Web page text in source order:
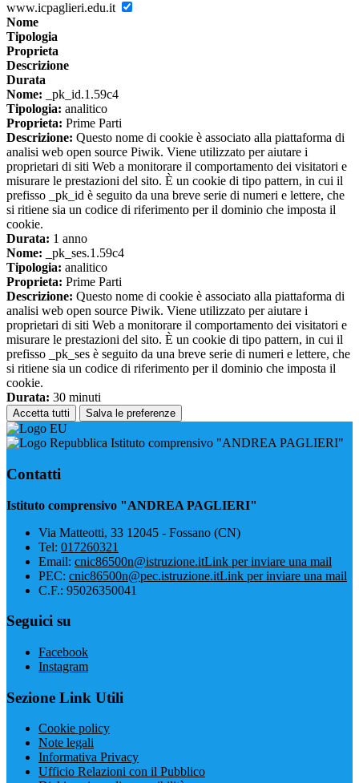
www.icpaglieri.edu.it
Nome
Tipologia
Proprieta
Descrizione
Durata
Nome: _pk_id.1.59c4
Tipologia: analitico
Proprieta: Prime Parti
Descrizione: Questo nome di cookie è associato alla piattaforma di
analisi web open source Piwik. Viene utilizzato per aiutare i
proprietari di siti Web a monitorare il comportamento dei visitatori e
misurare le prestazioni del sito. È un cookie di tipo pattern, in cui il
prefisso _pk_id è seguito da una breve serie di numeri e lettere, che
si ritiene sia un codice di riferimento per il dominio che imposta il
cookie.
Durata: 1 anno
Nome: _pk_ses.1.59c4
Tipologia: analitico
Proprieta: Prime Parti
Descrizione: Questo nome di cookie è associato alla piattaforma di
analisi web open source Piwik. Viene utilizzato per aiutare i
proprietari di siti Web a monitorare il comportamento dei visitatori e
misurare le prestazioni del sito. È un cookie di tipo pattern, in cui il
prefisso _pk_ses è seguito da una breve serie di numeri e lettere, che
si ritiene sia un codice di riferimento per il dominio che imposta il
cookie.
Durata: 30 minuti
Accetta tutti Salva le preferenze
Istituto comprensivo "ANDREA PAGLIERI"
Contatti
Istituto comprensivo "ANDREA PAGLIERI"
Via Matteotti, 33 12045 - Fossano (CN)
Tel: 017260321
Email: cnic86500n@istruzione.itLink per inviare una mail
PEC: cnic86500n@pec.istruzione.itLink per inviare una mail
C.F.: 95026350041
Seguici su
Facebook
Instagram
Sezione Link Utili
Cookie policy
Note legali
Informativa Privacy
Ufficio Relazioni con il Pubblico